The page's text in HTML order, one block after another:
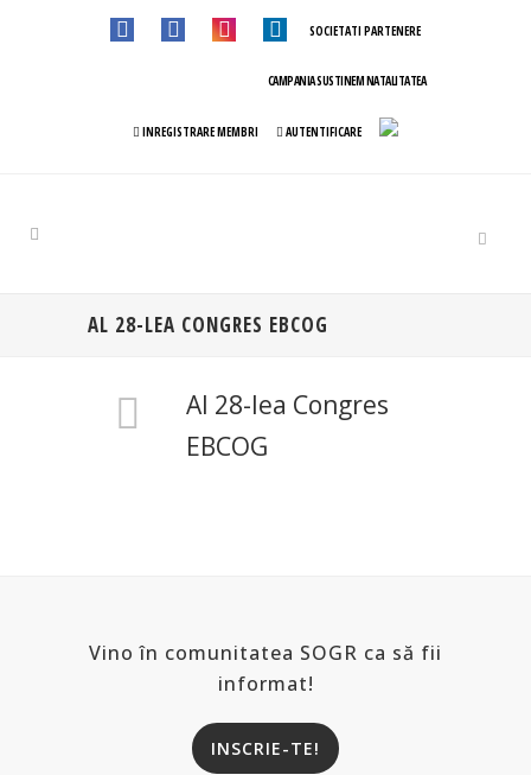
SOCIETATI PARTENERE
CAMPANIA SUSTINEM NATALITATEA
INREGISTRARE MEMBRI AUTENTIFICARE
AL 28-LEA CONGRES EBCOG
Al 28-lea Congres
EBCOG
Vino în comunitatea SOGR ca să fii
informat!
INSCRIE-TE!